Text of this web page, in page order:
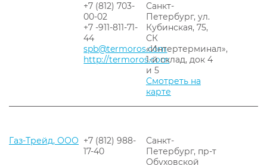
+7 (812) 703-
00-02
+7 -911-811-71-
44
spb@termoros.com
http://termoros.com
Санкт-
Петербург, ул.
Кубинская, 75,
СК
«Интертерминал»,
1-й склад, док 4
и 5
Смотреть на
карте
Газ-Трейд, ООО +7 (812) 988-
17-40
Санкт-
Петербург, пр-т
Обуховской